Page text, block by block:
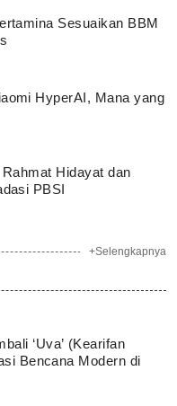
Sesuaikan BBM
HyperAI, Mana yang
Hidayat dan
PBSI
+Selengkapnya
‘Uva’ (Kearifan
Bencana Modern di